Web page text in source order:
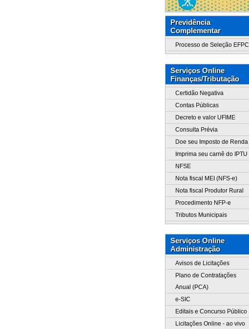
Previdência
Complementar
Processo de Seleção EFPC
Serviços Online
Finanças/Tributação
Certidão Negativa
Contas Públicas
Decreto e valor UFIME
Consulta Prévia
Doe seu Imposto de Renda
Imprima seu carnê do IPTU
NFSE
Nota fiscal MEI (NFS-e)
Nota fiscal Produtor Rural
Procedimento NFP-e
Tributos Municipais
Serviços Online
Administração
Avisos de Licitações
Plano de Contratações
Anual (PCA)
e-SIC
Editais e Concurso Público
Licitações Online - ao vivo